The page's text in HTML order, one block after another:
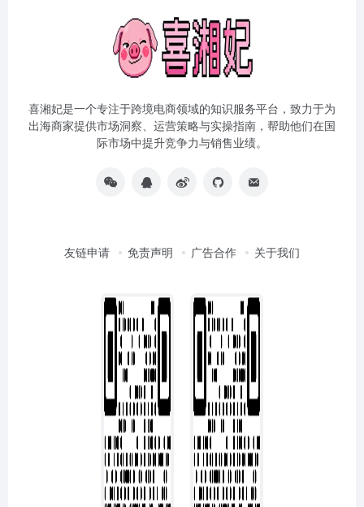
喜湘妃是一个专注于跨境电商领域的知识服务平台，致力于为
出海商家提供市场洞察、运营策略与实操指南，帮助他们在国
际市场中提升竞争力与销售业绩。
友链申请 免责声明 广告合作 关于我们